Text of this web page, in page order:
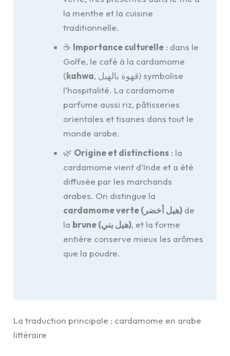
la menthe et la cuisine
traditionnelle.
☕ Importance culturelle: dans le
Golfe, le café à la cardamome
(kahwa, قهوة بالهيل) symbolise
l’hospitalité. La cardamome
parfume aussi riz, pâtisseries
orientales et tisanes dans tout le
monde arabe.
🌿 Origine et distinctions: la
cardamome vient d’Inde et a été
diffusée par les marchands
arabes. On distingue la
cardamome verte (هيل أخضر)de
la
brune (هيل بني), et la forme
entière conserve mieux les arômes
que la poudre.
La traduction principale : cardamome en arabe
littéraire